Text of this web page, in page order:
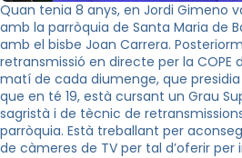
Quan tenia 8 anys, en Jordi Gimeno
amb la parròquia de Santa Maria de
amb el bisbe Joan Carrera.
retransmissió en directe per la COPE
matí de cada diumenge, que presidia
que en té 19, està cursant un Grau
sagristà i de tècnic de
parròquia. Està treballant per
de càmeres de TV per tal d’oferir